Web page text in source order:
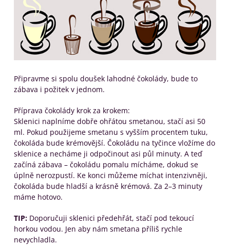
Připravme si spolu doušek lahodné čokolády, bude to
zábava i požitek v jednom.
Příprava čokolády krok za krokem:
Sklenici naplníme dobře ohřátou smetanou, stačí asi 50
ml. Pokud použijeme smetanu s vyšším procentem tuku,
čokoláda bude krémovější. Čokoládu na tyčince vložíme do
sklenice a necháme ji odpočinout asi půl minuty. A teď
začíná zábava – čokoládu pomalu mícháme, dokud se
úplně nerozpustí. Ke konci můžeme míchat intenzivněji,
čokoláda bude hladší a krásně krémová. Za 2–3 minuty
máme hotovo.
TIP: Doporučuji sklenici předehřát, stačí pod tekoucí
horkou vodou. Jen aby nám smetana příliš rychle
nevychladla.